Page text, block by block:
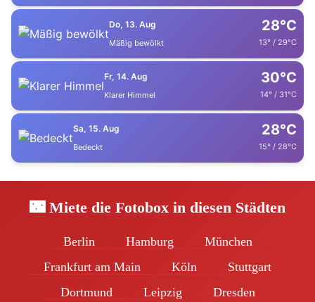
Do, 13. Aug
Mäßig bewölkt
28°C
13° / 29°C
Fr, 14. Aug
Klarer Himmel
30°C
14° / 31°C
Sa, 15. Aug
Bedeckt
28°C
15° / 28°C
🌃 Miete die Fotobox in diesen Städten
Berlin Hamburg
München
Frankfurt am Main
Köln
Stuttgart
Dortmund
Leipzig Dresden